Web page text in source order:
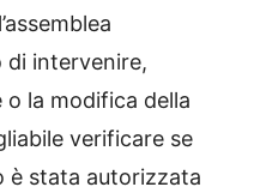
di intervenire,
la modifica della
verificare se
è stata autorizzata